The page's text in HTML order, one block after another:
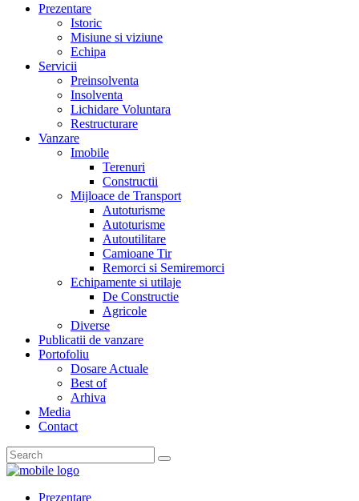
Prezentare
Istoric
Misiune si viziune
Echipa
Servicii
Preinsolventa
Insolventa
Lichidare Voluntara
Restructurare
Vanzare
Imobile
Terenuri
Constructii
Mijloace de Transport
Autoturisme
Autoturisme
Autoutilitare
Camioane Tir
Remorci si Semiremorci
Echipamente si utilaje
De Constructie
Agricole
Diverse
Publicatii de vanzare
Portofoliu
Dosare Actuale
Best of
Arhiva
Media
Contact
Prezentare